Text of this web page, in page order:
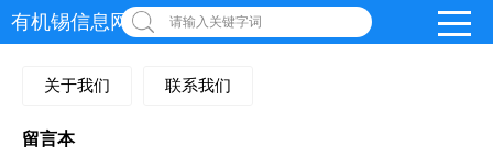
有机锡信息网 请输入关键字词
关于我们 联系我们
留言本